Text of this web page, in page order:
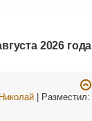
2026 года
| Разместил: